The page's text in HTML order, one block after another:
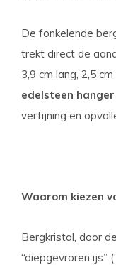
De fonkelende
trekt direct de
3,9 cm lang, 2,5
edelsteen hanger
verfijning en
Waarom kiezen
Bergkristal, door
“diepgevroren ijs”